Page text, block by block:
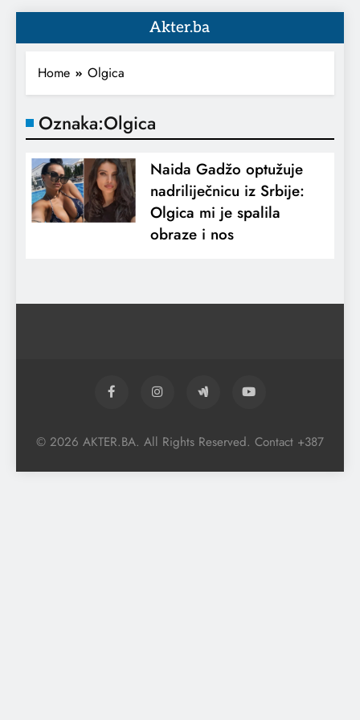
Akter.ba
Home Olgica
Oznaka:Olgica
Naida Gadžo optužuje
nadriliječnicu iz Srbije:
Olgica mi je spalila
obraze i nos
© 2026 AKTER.BA. All Rights Reserved. Contact +387